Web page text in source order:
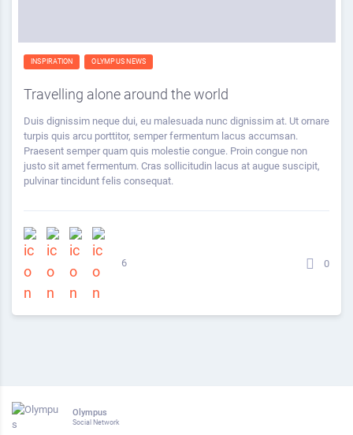
INSPIRATION OLYMPUS NEWS
Travelling alone around the world
Duis dignissim neque dui, eu malesuada nunc dignissim at. Ut ornare
turpis quis arcu porttitor, semper fermentum lacus accumsan.
Praesent semper quam quis molestie congue. Proin congue non
justo sit amet fermentum. Cras sollicitudin lacus at augue suscipit,
pulvinar tincidunt felis consequat.
6 0
Olympus
Social Network